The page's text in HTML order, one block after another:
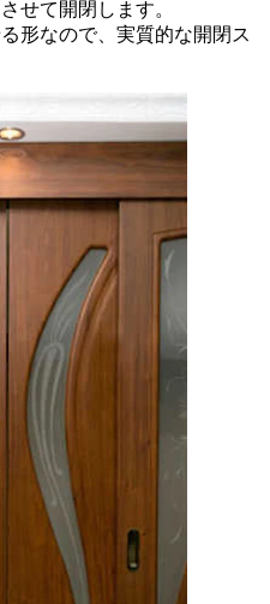
せて開閉します。
形なので、実質的な開閉ス